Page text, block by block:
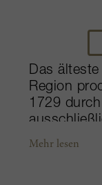
Das
Region
1729
1769 war
Mehr lesen